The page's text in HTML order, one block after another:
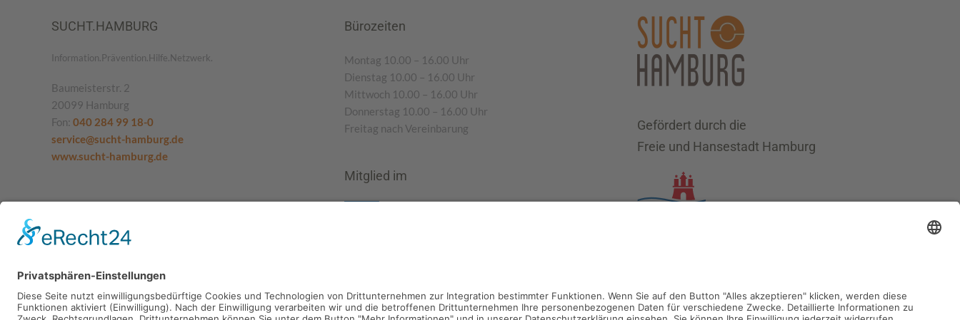
SUCHT.HAMBURG
Information.Prävention.Hilfe.Netzwerk.
Baumeisterstr. 2
20099 Hamburg
Fon: 040 284 99 18-0
service@sucht-hamburg.de
www.sucht-hamburg.de
Bürozeiten
Montag 10.00 – 16.00 Uhr
Dienstag 10.00 – 16.00 Uhr
Mittwoch 10.00 – 16.00 Uhr
Donnerstag 10.00 – 16.00 Uhr
Freitag nach Vereinbarung
Mitglied im
Gefördert durch die
Freie und Hansestadt Hamburg